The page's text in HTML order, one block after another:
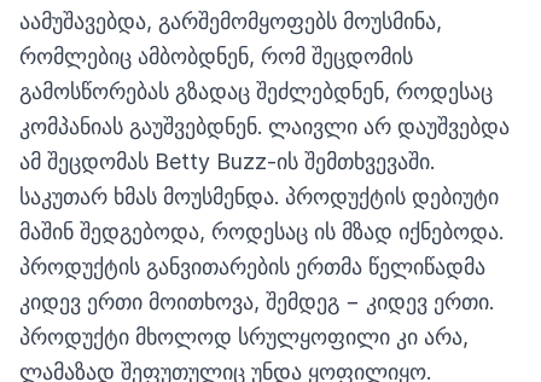
აამუშავებდა, გარშემომყოფებს მოუსმინა,
რომლებიც ამბობდნენ, რომ შეცდომის
გამოსწორებას გზადაც შეძლებდნენ, როდესაც
კომპანიას გაუშვებდნენ. ლაივლი არ დაუშვებდა
ამ შეცდომას Betty Buzz-ის შემთხვევაში.
საკუთარ ხმას მოუსმენდა. პროდუქტის დებიუტი
მაშინ შედგებოდა, როდესაც ის მზად იქნებოდა.
პროდუქტის განვითარების ერთმა წელიწადმა
კიდევ ერთი მოითხოვა, შემდეგ − კიდევ ერთი.
პროდუქტი მხოლოდ სრულყოფილი კი არა,
ლამაზად შეფუთულიც უნდა ყოფილიყო.